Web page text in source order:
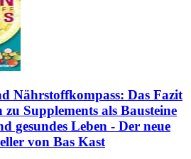
Nährstoffkompass: Das Fazit
zu Supplements als Bausteine
gesundes Leben - Der neue
von Bas Kast